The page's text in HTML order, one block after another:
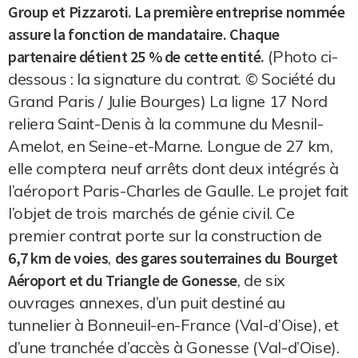
Group et Pizzaroti. La première entreprise nommée
assure la fonction de mandataire. Chaque
partenaire détient 25 % de cette entité. (Photo ci-
dessous : la signature du contrat. © Société du
Grand Paris / Julie Bourges) La ligne 17 Nord
reliera Saint-Denis à la commune du Mesnil-
Amelot, en Seine-et-Marne. Longue de 27 km,
elle comptera neuf arrêts dont deux intégrés à
l’aéroport Paris-Charles de Gaulle. Le projet fait
l’objet de trois marchés de génie civil. Ce
premier contrat porte sur la construction de
6,7 km de voies, des gares souterraines du Bourget
Aéroport et du Triangle de Gonesse, de six
ouvrages annexes, d’un puit destiné au
tunnelier à Bonneuil-en-France (Val-d’Oise), et
d’une tranchée d’accès à Gonesse (Val-d’Oise).